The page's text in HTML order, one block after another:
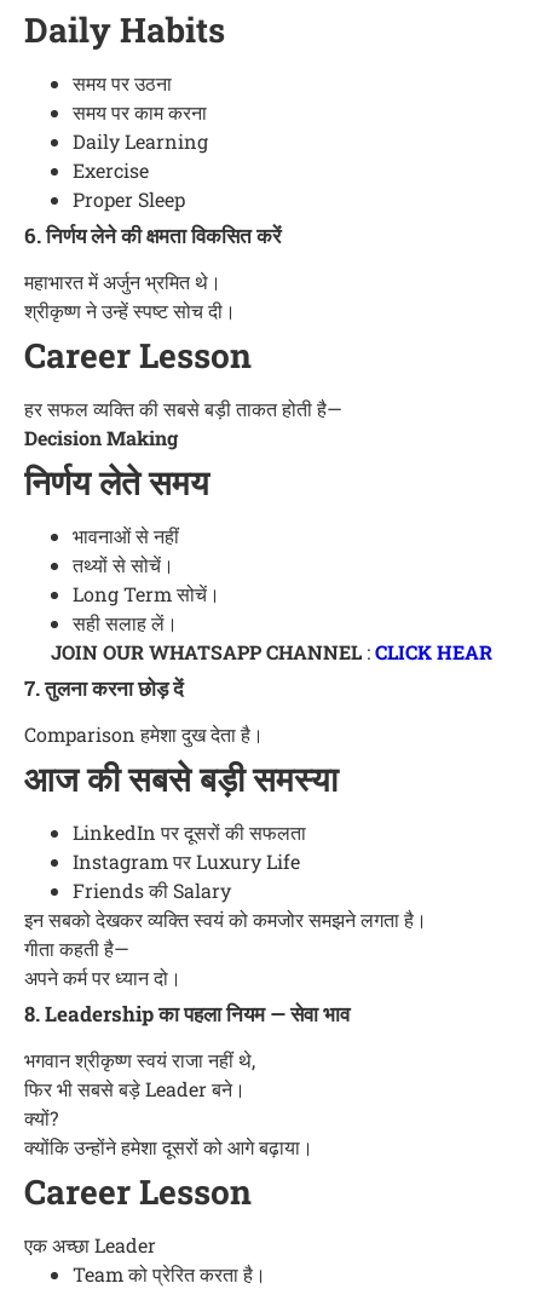
Daily Habits
समय पर उठना
समय पर काम करना
Daily Learning
Exercise
Proper Sleep
6. निर्णय लेने की क्षमता विकसित करें
महाभारत में अर्जुन भ्रमित थे।
श्रीकृष्ण ने उन्हें स्पष्ट सोच दी।
Career Lesson
हर सफल व्यक्ति की सबसे बड़ी ताकत होती है—
Decision Making
निर्णय लेते समय
भावनाओं से नहीं
तथ्यों से सोचें।
Long Term सोचें।
सही सलाह लें।
JOIN OUR WHATSAPP CHANNEL:CLICK HEAR
7. तुलना करना छोड़ दें
Comparison हमेशा दुख देता है।
आज की सबसे बड़ी समस्या
LinkedIn पर दूसरों की सफलता
Instagram पर Luxury Life
Friends की Salary
इन सबको देखकर व्यक्ति स्वयं को कमजोर समझने लगता है।
गीता कहती है—
अपने कर्म पर ध्यान दो।
8. Leadership का पहला नियम — सेवा भाव
भगवान श्रीकृष्ण स्वयं राजा नहीं थे,
फिर भी सबसे बड़े Leader बने।
क्यों?
क्योंकि उन्होंने हमेशा दूसरों को आगे बढ़ाया।
Career Lesson
एक अच्छा Leader
Team को प्रेरित करता है।